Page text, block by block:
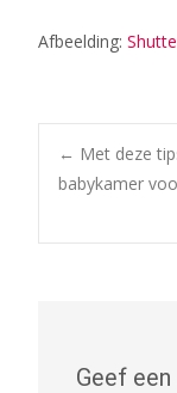
Afbeelding:
← Met deze
babykamer
Geef